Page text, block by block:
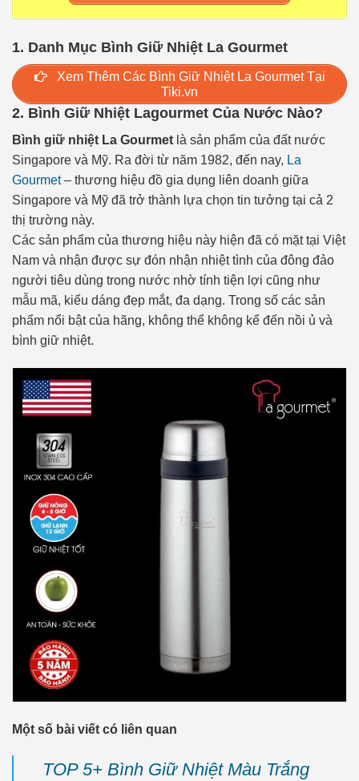
1. Danh Mục Bình Giữ Nhiệt La Gourmet
Xem Thêm Các Bình Giữ Nhiệt La Gourmet Tại
Tiki.vn
2. Bình Giữ Nhiệt Lagourmet Của Nước Nào?
Bình giữ nhiệt La Gourmet là sản phẩm của đất nước
Singapore và Mỹ. Ra đời từ năm 1982, đến nay, La
Gourmet– thương hiệu đồ gia dụng liên doanh giữa
Singapore và Mỹ đã trở thành lựa chọn tin tưởng tại cả 2
thị trường này.
Các sản phẩm của thương hiệu này hiện đã có mặt tại Việt
Nam và nhận được sự đón nhận nhiệt tình của đông đảo
người tiêu dùng trong nước nhờ tính tiện lợi cũng như
mẫu mã, kiểu dáng đẹp mắt, đa dạng. Trong số các sản
phẩm nổi bật của hãng, không thể không kể đến nồi ủ và
bình giữ nhiệt.
Một số bài viết có liên quan
TOP 5+ Bình Giữ Nhiệt Màu Trắng